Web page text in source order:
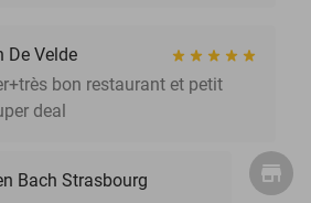
De Velde
bon restaurant et petit
deal
Bach Strasbourg